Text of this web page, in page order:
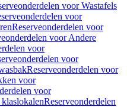
voor Wastafels
voor
Reserveonderdelen voor
voor Andere
voor
voor
Reserveonderdelen voor
voor
voor
Reserveonderdelen